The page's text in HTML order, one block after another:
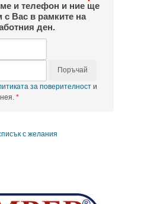
и телефон и ние ще
Вас в рамките на
ден.
Поръчай
за поверителности
с желания